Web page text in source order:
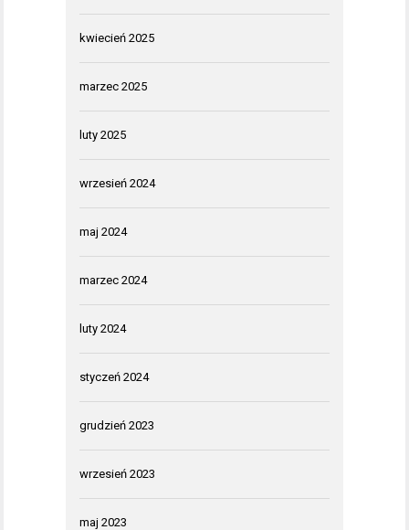
kwiecień 2025
marzec 2025
luty 2025
wrzesień 2024
maj 2024
marzec 2024
luty 2024
styczeń 2024
grudzień 2023
wrzesień 2023
maj 2023